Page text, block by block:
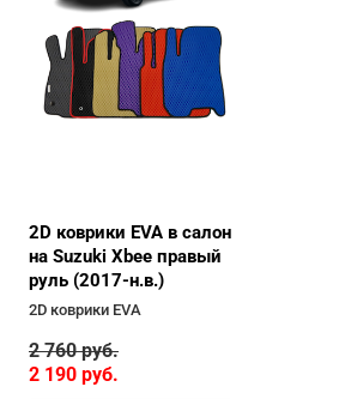
2D коврики EVA в салон
на Suzuki Xbee правый
руль (2017-н.в.)
2D коврики EVA
2 760руб.
2 190 руб.